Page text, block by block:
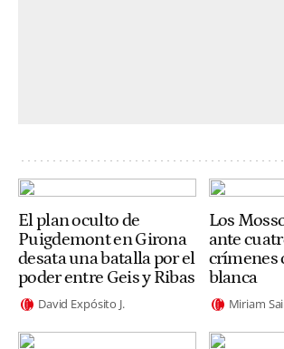
El plan oculto de
Puigdemont en Girona
desata una batalla por el
poder entre Geis y Ribas
David Expósito J.
Los
ante
crímenes
blanca
Miriam